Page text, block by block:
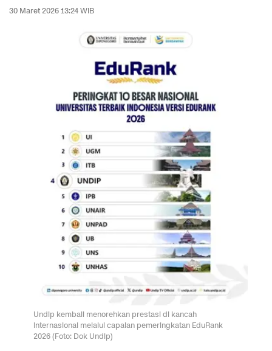
30 Maret 2026 13:24 WIB
Undip kembali menorehkan prestasi di kancah
internasional melalui capaian pemeringkatan EduRank
2026 (Foto: Dok Undip)